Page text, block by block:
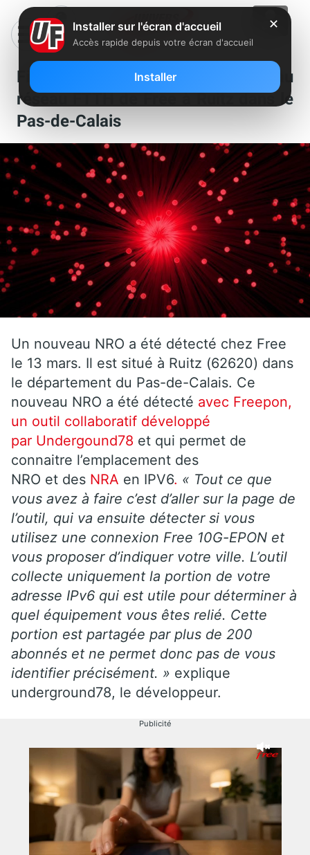
Fibre : un nouveau NRO relié au
réseau FTTH de Free à Ruitz dans le
Pas-de-Calais
Un nouveau NRO a été détecté chez Free
le 13 mars. Il est situé à Ruitz (62620) dans
le département du Pas-de-Calais. Ce
nouveau NRO a été détecté avec Freepon,
un outil collaboratif développé
par Undergound78 et qui permet de
connaitre l’emplacement des
NRO et des NRA en IPV6. « Tout ce que
vous avez à faire c’est d’aller sur la page de
l’outil, qui va ensuite détecter si vous
utilisez une connexion Free 10G-EPON et
vous proposer d’indiquer votre ville. L’outil
collecte uniquement la portion de votre
adresse IPv6 qui est utile pour déterminer à
quel équipement vous êtes relié. Cette
portion est partagée par plus de 200
abonnés et ne permet donc pas de vous
identifier précisément. » explique
underground78, le développeur.
Publicité
✕
Installer sur l'écran d'accueil
Accès rapide depuis votre écran d'accueil
Installer